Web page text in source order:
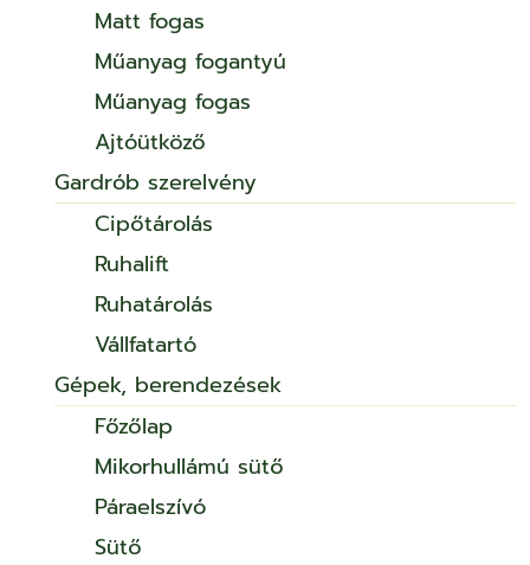
Matt fogas
Műanyag fogantyú
Műanyag fogas
Ajtóütköző
Gardrób szerelvény
Cipőtárolás
Ruhalift
Ruhatárolás
Vállfatartó
Gépek, berendezések
Főzőlap
Mikorhullámú sütő
Páraelszívó
Sütő